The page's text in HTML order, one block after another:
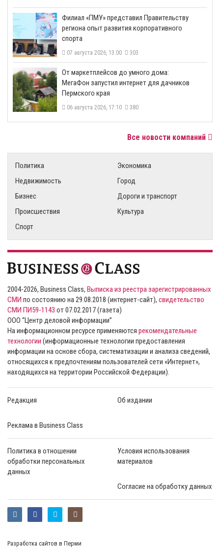
​Филиал «ПМУ» представил Правительству
региона опыт развития корпоративного
спорта
07 августа 2026, 13:00 303
От маркетплейсов до умного дома:
МегаФон запустил интернет для дачников
Пермского края
06 августа 2026, 17:10 380
Все новости компаний
Политика
Экономика
Недвижимость
Город
Бизнес
Дороги и транспорт
Происшествия
Культура
Спорт
2004-2026, Business Class, Выписка из реестра зарегистрированных
СМИ по состоянию на 29.08.2018 (интернет-сайт), свидетельство
СМИ ПИ59-1143 от 07.02.2017 (газета)
ООО “Центр деловой информации”
На информационном ресурсе применяются рекомендательные
технологии (информационные технологии предоставления
информации на основе сбора, систематизации и анализа сведений,
относящихся к предпочтениям пользователей сети «Интернет»,
находящихся на территории Российской Федерации).
Редакция Об издании
Реклама в Business Class
Политика в отношении
обработки персональных
данных
Условия использования
материалов
Согласие на обработку данных
Разработка сайтов в Перми